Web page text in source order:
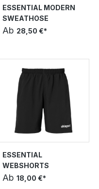
ESSENTIAL MODERN
SWEATHOSE
Ab 28,50 €*
ESSENTIAL
WEBSHORTS
Ab 18,00 €*